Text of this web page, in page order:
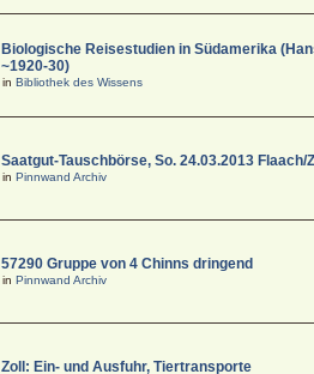
Biologische Reisestudien in Südamerika
~1920-30)
inBibliothek des Wissens
Saatgut-Tauschbörse, So. 24.03.2013 Flaach/
inPinnwand Archiv
57290 Gruppe von 4 Chinns dringend
inPinnwand Archiv
Zoll: Ein- und Ausfuhr, Tiertransporte